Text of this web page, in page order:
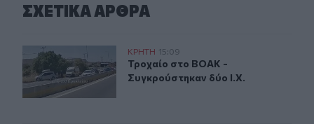
ΣΧΕΤΙΚA AΡΘΡΑ
Τροχαίο στο ΒΟΑΚ - Συγκρούστηκαν δύο Ι.Χ.
ΚΡΗΤΗ 15:09
Τροχαίο στο ΒΟΑΚ -
Τροχαίο στο ΒΟΑΚ -
Συγκρούστηκαν δύο Ι.Χ.